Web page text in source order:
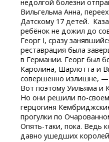
недолгой болезни
Вильгельма Анна,
Датскому 17 детей.
ребёнок не дожил до
Георг I, сразу
реставрация была
в Германии. Георг был
Каролина, Шарлотта и
совершенно излишне, —
Вот поэтому Уильяма и
Но они решилипо-
герцогиня
прогулки по
Опять-таки, пока. Ведь
давно ушедших королей